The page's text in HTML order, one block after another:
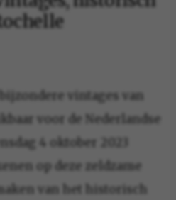
vintages van
voor de Nederlandse
4 oktober 2023
op deze zeldzame
van het historisch